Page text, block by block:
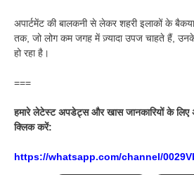
अपार्टमेंट की बालकनी से लेकर शहरी इलाकों के
तक, जो लोग कम जगह में ज़्यादा उपज चाहते हैं, उनके
हो रहा है।
===
हमारे लेटेस्ट अपडेट्स और खास जानकारियों के
क्लिक करें:
https://whatsapp.com/channel/